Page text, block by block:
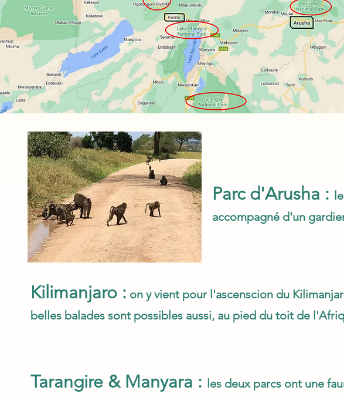
Parc d'Arusha :
accompagné d'un
Kilimanjaro : on y vient pour l'ascenscion du
belles balades sont possibles aussi, au pied du toit de
Tarangire & Manyara : les deux parcs ont une